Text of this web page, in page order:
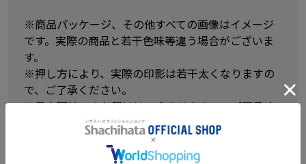
※商品パッケージ、その他すべての画像はイメージ
です。実際の商品と若干色味等違う場合がございま
す。
※押し方により、実際の印影は若干太くなりますの
で、ご了承ください。
※日本国外へのお届けはできませんので、ご了承く
※インキが薄くなった際はネーム9専用補充インキカ
ートリッジ「顔料系」(XLR-9N)をお使い下さい。